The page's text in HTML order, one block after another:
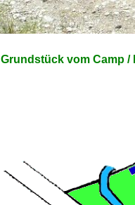
Grundstück vom Camp /